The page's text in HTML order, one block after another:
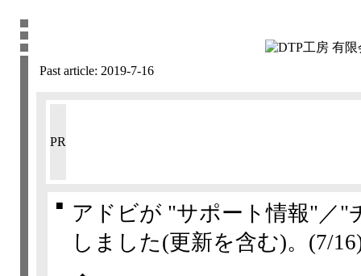
Past article: 2019-7-16
PR
■
アドビが "サポート情報"／"
しました(更新を含む)。 (7/